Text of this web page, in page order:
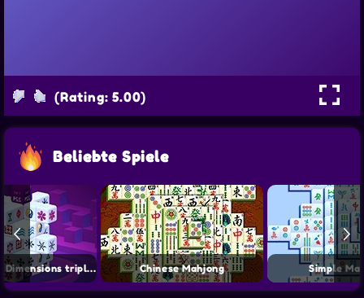
(Rating: 5.00)
Beliebte Spiele
Mahjong Dark Dimensions triple time Chinese Mahjong Simple